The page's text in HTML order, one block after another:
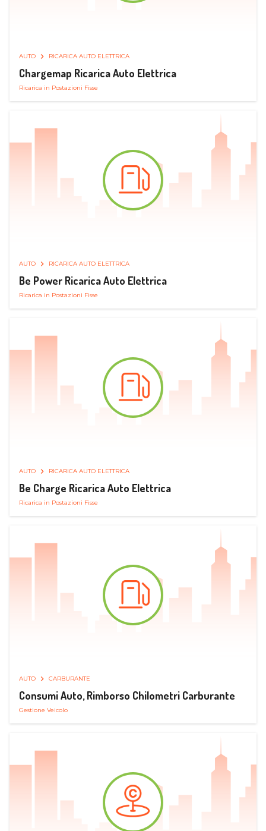
AUTO RICARICA AUTO ELETTRICA
Chargemap Ricarica Auto Elettrica
Ricarica in Postazioni Fisse
AUTO RICARICA AUTO ELETTRICA
Be Power Ricarica Auto Elettrica
Ricarica in Postazioni Fisse
AUTO RICARICA AUTO ELETTRICA
Be Charge Ricarica Auto Elettrica
Ricarica in Postazioni Fisse
AUTO CARBURANTE
Consumi Auto, Rimborso Chilometri Carburante
Gestione Veicolo